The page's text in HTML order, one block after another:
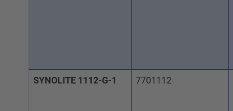
SYNOLITE 1112-G-1 7701112